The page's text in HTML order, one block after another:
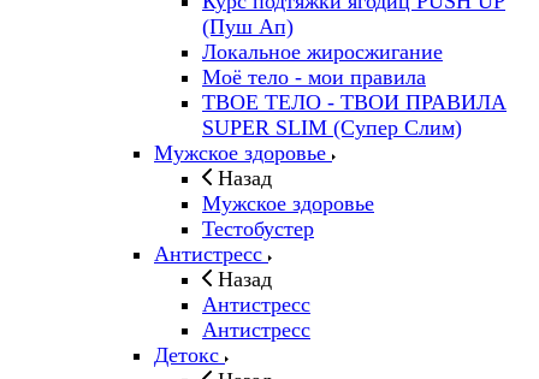
(Пуш Ап)
Локальное жиросжигание
Моё тело - мои правила
ТВОЕ ТЕЛО - ТВОИ ПРАВИЛА
SUPER SLIM (Супер Слим)
Мужское здоровье
Назад
Мужское здоровье
Тестобустер
Антистресс
Назад
Антистресс
Антистресс
Детокс